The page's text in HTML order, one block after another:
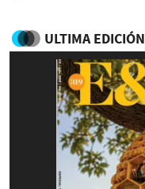
ULTIMA EDICIÓN